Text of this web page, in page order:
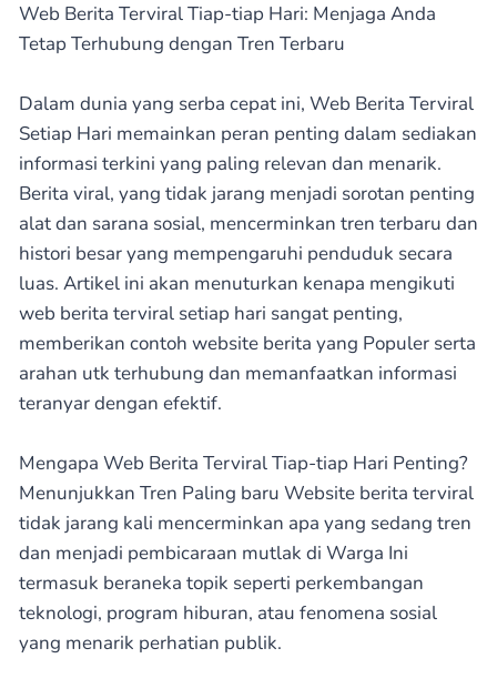
h
r
c
h
e
r
Web Berita Terviral Tiap-tiap Hari: Menjaga Anda
Tetap Terhubung dengan Tren Terbaru
Dalam dunia yang serba cepat ini, Web Berita Terviral
Setiap Hari memainkan peran penting dalam sediakan
informasi terkini yang paling relevan dan menarik.
Berita viral, yang tidak jarang menjadi sorotan penting
alat dan sarana sosial, mencerminkan tren terbaru dan
histori besar yang mempengaruhi penduduk secara
luas. Artikel ini akan menuturkan kenapa mengikuti
web berita terviral setiap hari sangat penting,
memberikan contoh website berita yang Populer serta
arahan utk terhubung dan memanfaatkan informasi
teranyar dengan efektif.
Mengapa Web Berita Terviral Tiap-tiap Hari Penting?
Menunjukkan Tren Paling baru Website berita terviral
tidak jarang kali mencerminkan apa yang sedang tren
dan menjadi pembicaraan mutlak di Warga Ini
termasuk beraneka topik seperti perkembangan
teknologi, program hiburan, atau fenomena sosial
yang menarik perhatian publik.